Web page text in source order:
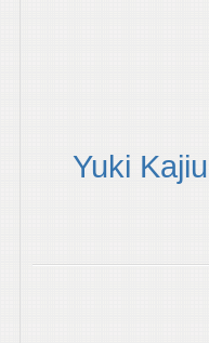
Yuki